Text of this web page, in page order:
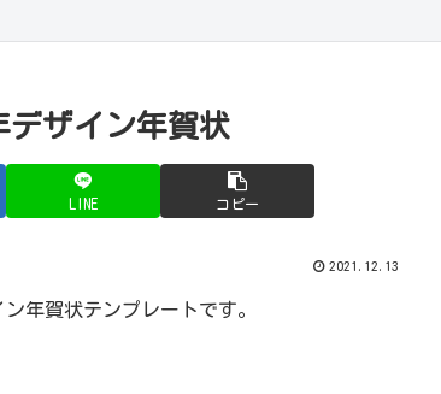
ザイン年賀状
LINE コピー
2021.12.13
年賀状テンプレートです。